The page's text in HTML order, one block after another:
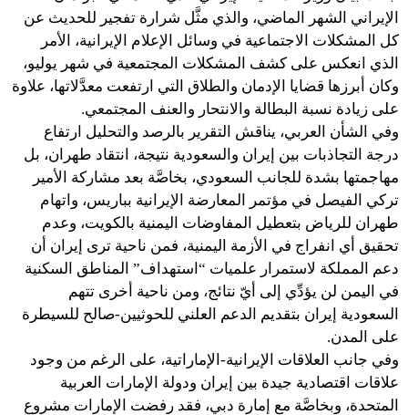
الإيراني الشهر الماضي، والذي مثَّل شرارة تفجير للحديث عن
كل المشكلات الاجتماعية في وسائل الإعلام الإيرانية، الأمر
الذي انعكس على كشف المشكلات المجتمعية في شهر يوليو،
وكان أبرزها قضايا الإدمان والطلاق التي ارتفعت معدَّلاتها، علاوة
على زيادة نسبة البطالة والانتحار والعنف المجتمعي.
وفي الشأن العربي، يناقش التقرير بالرصد والتحليل ارتفاع
درجة التجاذبات بين إيران والسعودية نتيجة، انتقاد طهران، بل
مهاجمتها بشدة للجانب السعودي، بخاصَّة بعد مشاركة الأمير
تركي الفيصل في مؤتمر المعارضة الإيرانية بباريس، واتهام
طهران للرياض بتعطيل المفاوضات اليمنية بالكويت، وعدم
تحقيق أي انفراج في الأزمة اليمنية، فمن ناحية ترى إيران أن
دعم المملكة لاستمرار علميات “استهداف” المناطق السكنية
في اليمن لن يؤدِّي إلى أيّ نتائج، ومن ناحية أخرى تتهم
السعودية إيران بتقديم الدعم العلني للحوثيين-صالح للسيطرة
على المدن.
وفي جانب العلاقات الإيرانية-الإماراتية، على الرغم من وجود
علاقات اقتصادية جيدة بين إيران ودولة الإمارات العربية
المتحدة، وبخاصَّة مع إمارة دبي، فقد رفضت الإمارات مشروع